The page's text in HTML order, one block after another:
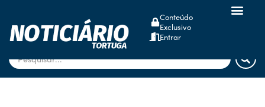
Conteúdo
Exclusivo
Entrar